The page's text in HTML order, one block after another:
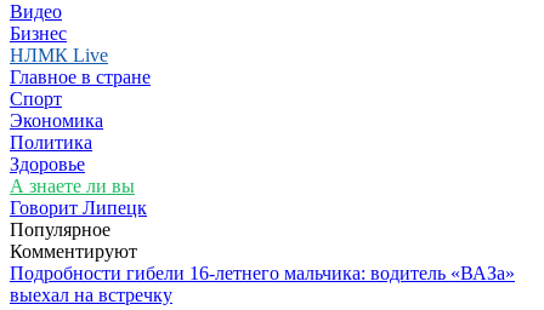
Видео
Бизнес
НЛМК Live
Главное в стране
Спорт
Экономика
Политика
Здоровье
А знаете ли вы
Говорит Липецк
Популярное
Комментируют
Подробности гибели 16-летнего мальчика: водитель «ВАЗа»
выехал на встречку